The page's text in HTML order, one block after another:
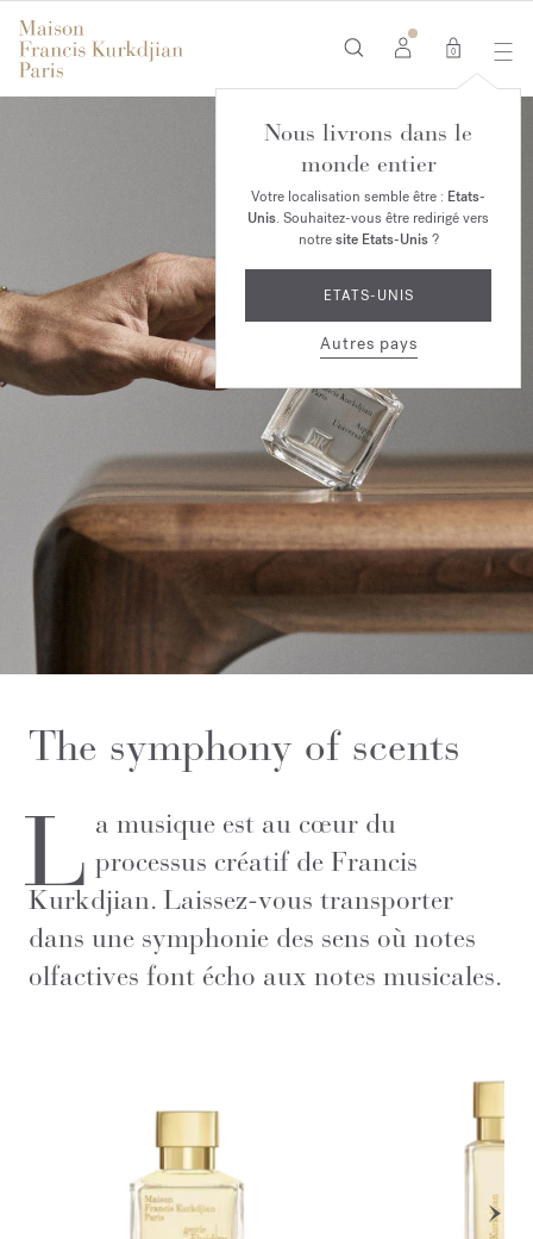
0
Nous livrons dans le
monde entier
Votre localisation semble être : Etats-
Unis. Souhaitez-vous être redirigé vers
notresite Etats-Unis?
ETATS-UNIS
Autres pays
The symphony of scents
L a musique est au cœur du
processus créatif de Francis
Kurkdjian. Laissez-vous transporter
dans une symphonie des sens où notes
olfactives font écho aux notes musicales.